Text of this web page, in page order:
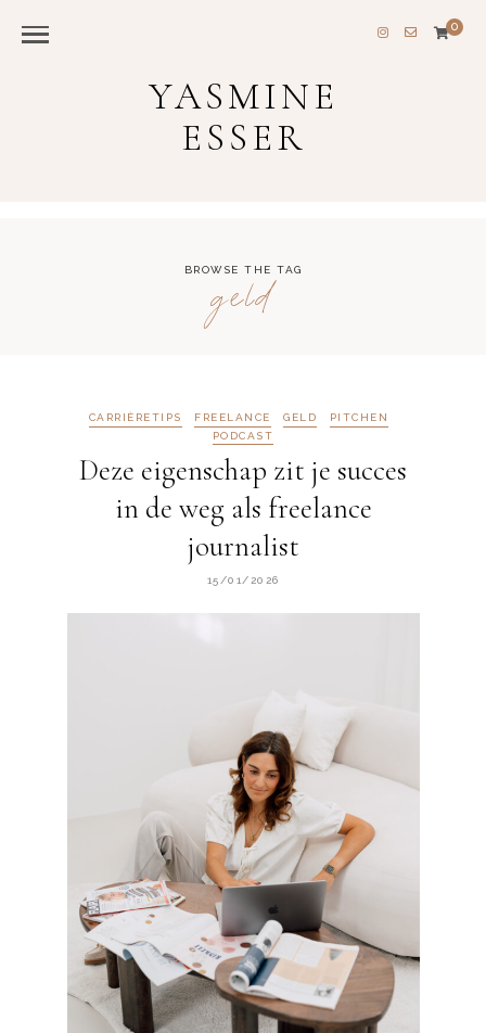
0
YASMINE
ESSER
BROWSE THE TAG
geld
CARRIÈRETIPS FREELANCE GELD
PITCHEN
PODCAST
Deze eigenschap zit je succes
in de weg als freelance
journalist
15/01/2026